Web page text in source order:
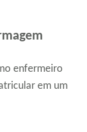
enfermeiro
em um